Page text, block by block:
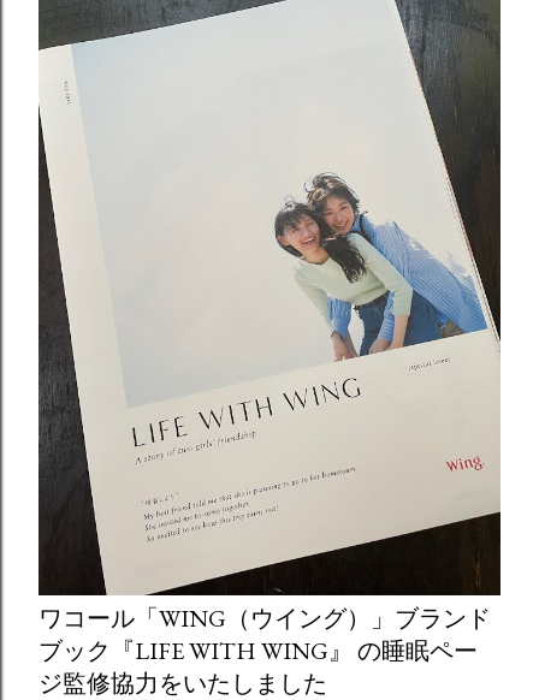
ワコール「WING（ウイング）」ブランド
ブック『LIFE WITH WING』 の睡眠ペー
ジ監修協力をいたしました